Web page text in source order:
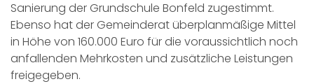
Sanierung der Grundschule Bonfeld zugestimmt.
Ebenso hat der Gemeinderat überplanmäßige Mittel
in Höhe von 160.000 Euro für die voraussichtlich noch
anfallenden Mehrkosten und zusätzliche Leistungen
freigegeben.